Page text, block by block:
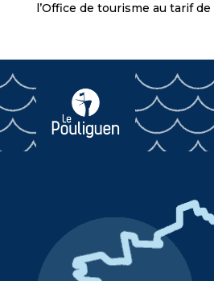
l’Office de tourisme au tarif de